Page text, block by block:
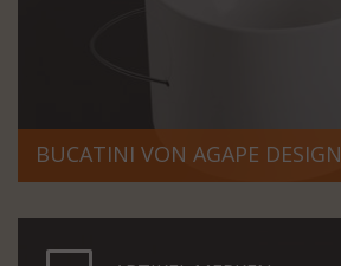
BUCATINI VON AGAPE DESIGN